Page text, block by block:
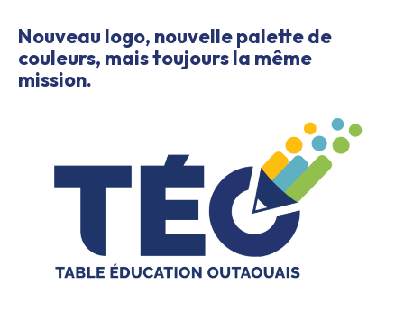
Nouveau logo, nouvelle palette de
couleurs, mais toujours la même
mission.